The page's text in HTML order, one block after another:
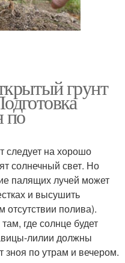
грунт
по
следует на хорошо
солнечный свет. Но
палящих лучей может
и высушить
отсутствии полива).
где солнце будет
лилии должны
зноя по утрам и вечером.